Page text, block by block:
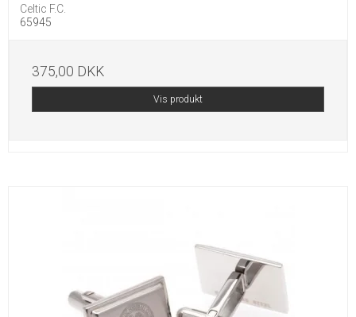
Celtic F.C.
65945
375,00 DKK
Vis produkt